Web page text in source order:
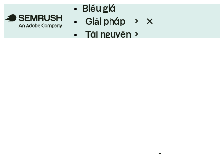
Biểu giá
Giải pháp
Tài nguyên